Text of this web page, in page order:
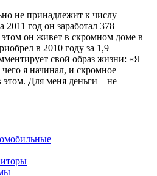
не принадлежит к числу
2011 год он заработал 378
он живет в скромном доме в
в 2010 году за 1,9
свой образ жизни: «Я
я начинал, и скромное
Для меня деньги – не